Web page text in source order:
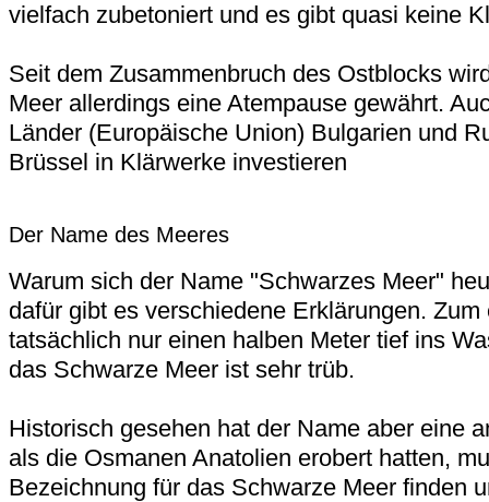
vielfach zubetoniert und es gibt quasi keine
Seit dem Zusammenbruch des Ostblocks
Meer allerdings eine Atempause gewährt.
Länder (Europäische Union) Bulgarien und
Brüssel in Klärwerke investieren
Der Name des Meeres
Warum sich der Name "Schwarzes Meer"
dafür gibt es verschiedene Erklärungen.
tatsächlich nur einen halben Meter tief ins
das Schwarze Meer ist sehr trüb.
Historisch gesehen hat der Name aber eine
als die Osmanen Anatolien erobert hatten,
Bezeichnung für das Schwarze Meer finden